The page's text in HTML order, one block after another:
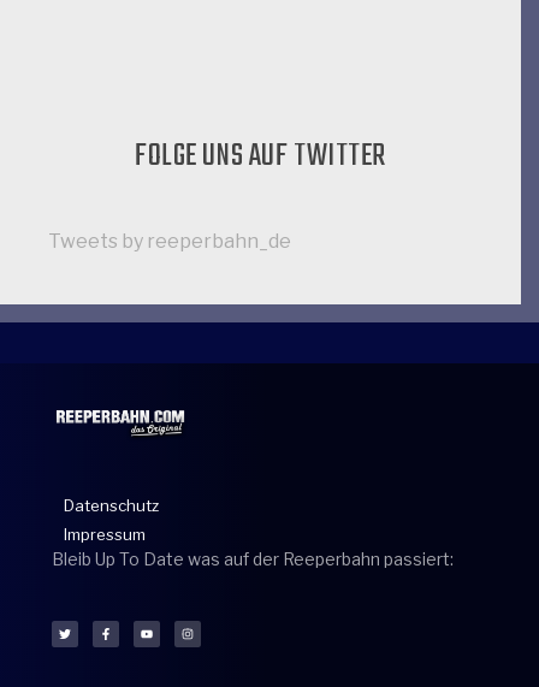
FOLGE UNS AUF TWITTER
Tweets by reeperbahn_de
Datenschutz
Impressum
Bleib Up To Date was auf der Reeperbahn passiert: